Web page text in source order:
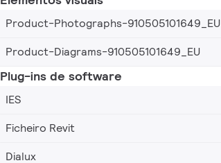
Product-Photographs-910505101649_EU
Product-Diagrams-910505101649_EU
Plug-ins de software
IES
Ficheiro Revit
Dialux